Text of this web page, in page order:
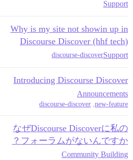
Support
Why is my site not showin up in
Discourse Discover (hhf tech)
Support
discourse-discover
Introducing Discourse Discover
Announcements
new-feature
discourse-discover
なぜDiscourse Discoverに私の
フォーラムがないんですか？
Community Building